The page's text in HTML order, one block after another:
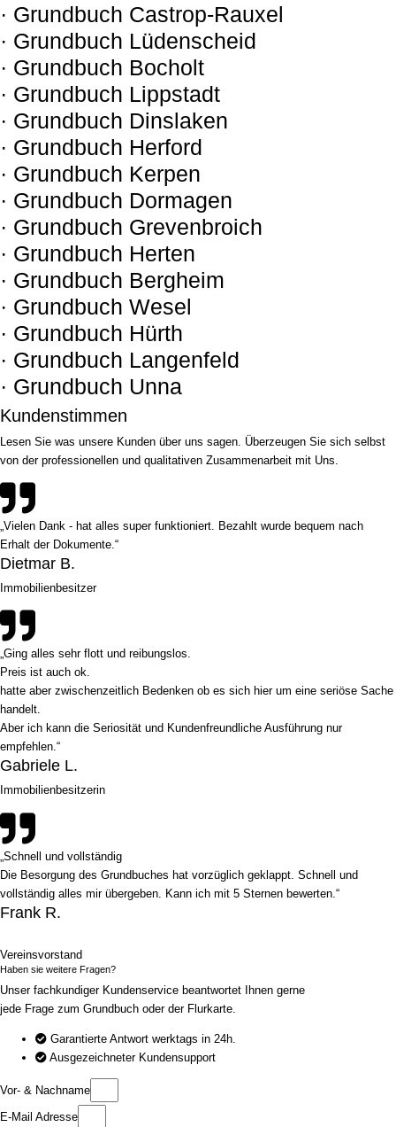
· Grundbuch Castrop-Rauxel
· Grundbuch Lüdenscheid
· Grundbuch Bocholt
· Grundbuch Lippstadt
· Grundbuch Dinslaken
· Grundbuch Herford
· Grundbuch Kerpen
· Grundbuch Dormagen
· Grundbuch Grevenbroich
· Grundbuch Herten
· Grundbuch Bergheim
· Grundbuch Wesel
· Grundbuch Hürth
· Grundbuch Langenfeld
· Grundbuch Unna
Kundenstimmen
Lesen Sie was unsere Kunden über uns sagen. Überzeugen Sie sich selbst
von der professionellen und qualitativen Zusammenarbeit mit Uns.
„Vielen Dank - hat alles super funktioniert. Bezahlt wurde bequem nach
Erhalt der Dokumente.“
Dietmar B.
Immobilienbesitzer
„Ging alles sehr flott und reibungslos.
Preis ist auch ok.
hatte aber zwischenzeitlich Bedenken ob es sich hier um eine seriöse Sache
handelt.
Aber ich kann die Seriosität und Kundenfreundliche Ausführung nur
empfehlen.“
Gabriele L.
Immobilienbesitzerin
„Schnell und vollständig
Die Besorgung des Grundbuches hat vorzüglich geklappt. Schnell und
vollständig alles mir übergeben. Kann ich mit 5 Sternen bewerten.“
Frank R.
Vereinsvorstand
Haben sie weitere Fragen?
Unser fachkundiger Kundenservice beantwortet Ihnen gerne
jede Frage zum Grundbuch oder der Flurkarte.
Garantierte Antwort werktags in 24h.
Ausgezeichneter Kundensupport
Vor- & Nachname
E-Mail Adresse